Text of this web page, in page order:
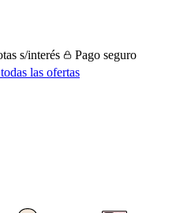
s/interés
Pago seguro
las ofertas